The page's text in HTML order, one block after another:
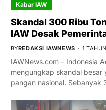
Kabar IAW
Skandal 300 Ribu
IAW Desak
BYREDAKSI IAWNEWS 1
IAWNews.com – Indonesia
mengungkap skandal
pangan nasional.